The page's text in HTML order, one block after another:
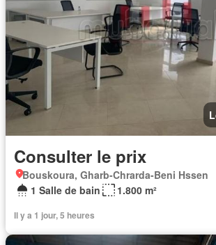
Consulter le prix
Bouskoura, Gharb-Chrarda-Beni Hssen
1 Salle de bain
1.800 m²
Il y a 1 jour, 5 heures